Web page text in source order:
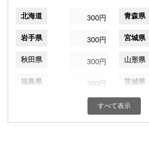
北海道 300円 青森県
岩手県 300円 宮城県
秋田県 300円 山形県
福島県 300円 茨城県
300円 群馬県
埼玉県 千葉県
すべて表示